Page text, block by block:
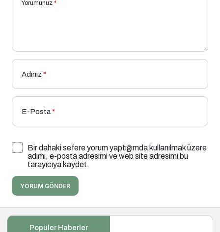
Yorumunuz *
Adınız *
E-Posta*
Bir dahaki sefere yorum yaptığımda kullanılmak üzere
adımı, e-posta adresimi ve web site adresimi bu
tarayıcıya kaydet.
YORUM GÖNDER
Popüler Haberler